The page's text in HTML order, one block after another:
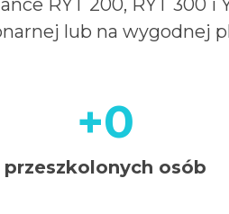
RYT 200, RYT 300 i
lub na wygodnej
+0
przeszkolonych osób